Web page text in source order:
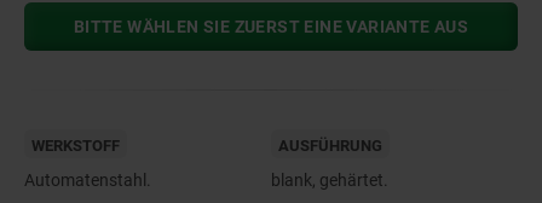
BITTE WÄHLEN SIE ZUERST EINE VARIANTE AUS
WERKSTOFF
Automatenstahl.
AUSFÜHRUNG
blank, gehärtet.